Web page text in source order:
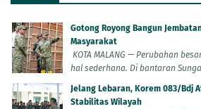
Gotong Royong Bangun
Masyarakat
KOTA MALANG — Perubahan
hal sederhana. Di bantaran
Jelang Lebaran, Korem 083/Bdj
Stabilitas Wilayah